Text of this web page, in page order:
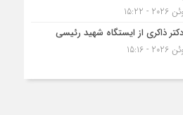
ذاکری از ایستگاه شهید رئیسی